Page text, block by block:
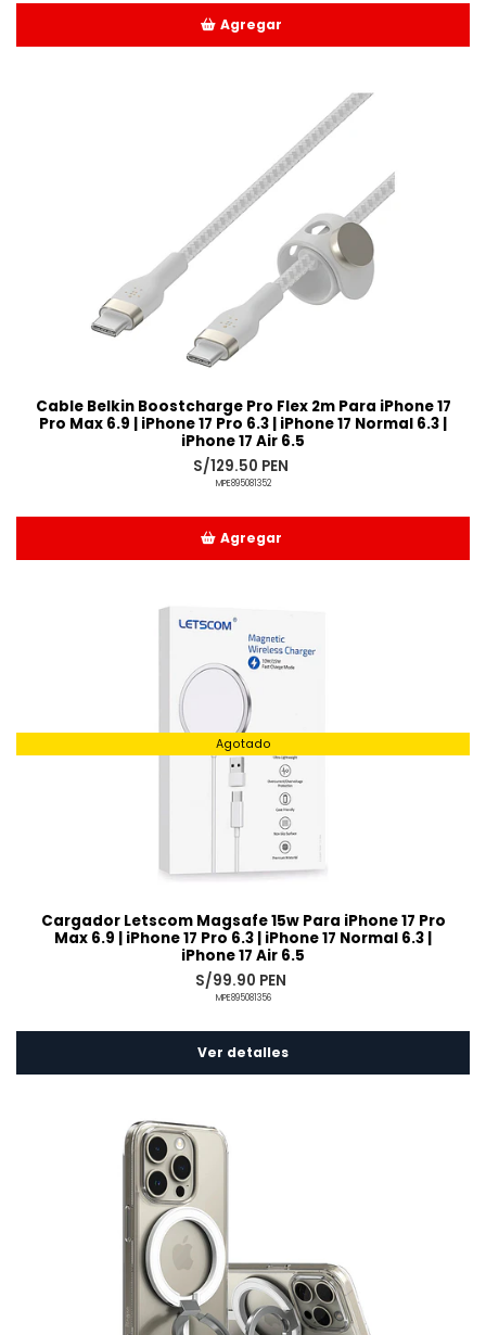
Agregar
Cable Belkin Boostcharge Pro Flex 2m Para iPhone 17
Pro Max 6.9 | iPhone 17 Pro 6.3 | iPhone 17 Normal 6.3 |
iPhone 17 Air 6.5
S/129.50 PEN
MPE895081352
Agregar
Agotado
Cargador Letscom Magsafe 15w Para iPhone 17 Pro
Max 6.9 | iPhone 17 Pro 6.3 | iPhone 17 Normal 6.3 |
iPhone 17 Air 6.5
S/99.90 PEN
MPE895081356
Ver detalles